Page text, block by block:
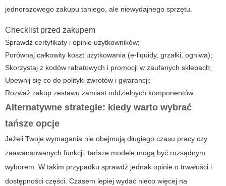
jednorazowego zakupu taniego, ale niewydajnego sprzętu.
Checklist przed zakupem
Sprawdź certyfikaty i opinie użytkowników;
Porównaj całkowity koszt użytkowania (e-liquidy, grzałki, ogniwa);
Skorzystaj z kodów rabatowych i promocji w zaufanych sklepach;
Upewnij się co do polityki zwrotów i gwarancji;
Rozważ zakup zestawu zamiast oddzielnych komponentów.
Alternatywne strategie: kiedy warto wybrać
tańsze opcje
Jeżeli Twoje wymagania nie obejmują długiego czasu pracy czy
zaawansowanych funkcji, tańsze modele mogą być rozsądnym
wyborem. W takim przypadku sprawdź jednak opinie o trwałości i
dostępności części. Czasem lepiej wydać nieco więcej na